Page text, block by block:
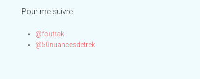
Pour me suivre:
@foutrak
@50nuancesdetrek